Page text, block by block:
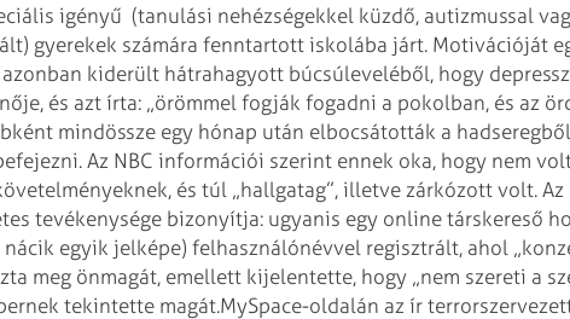
igényű (tanulási nehézségekkel küzdő, autizmussal
gyerekek számára fenntartott iskolába járt. Motivációját
kiderült hátrahagyott búcsúleveléből, hogy
és azt írta: „örömmel fogják fogadni a pokolban, és az
mindössze egy hónap után elbocsátották a
Az NBC információi szerint ennek oka, hogy nem
és túl „hallgatag”, illetve zárkózott volt. Az
tevékenysége bizonyítja: ugyanis egy online társkereső
nácik egyik jelképe) felhasználónévvel regisztrált, ahol
meg önmagát, emellett kijelentette, hogy „nem szereti a
tekintette magát.MySpace-oldalán az ír